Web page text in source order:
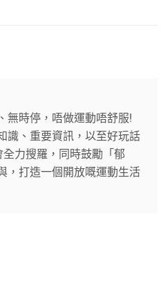
無時停，唔做運動唔舒服!
識、重要資訊，以至好玩話
力搜羅，同時鼓勵「郁
，打造一個開放嘅運動生活